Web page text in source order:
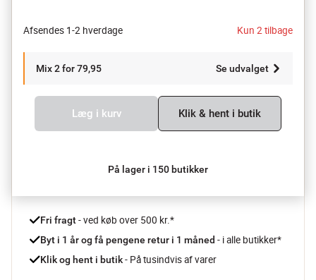
Afsendes 1-2 hverdage Kun 2 tilbage
Mix 2 for 79,95 Se udvalget
Læg i kurv Klik & hent i butik
På lager i 150 butikker
Fri fragt - ved køb over 500 kr.*
Byt i 1 år og få pengene retur i 1 måned - i alle butikker*
Klik og hent i butik - På tusindvis af varer